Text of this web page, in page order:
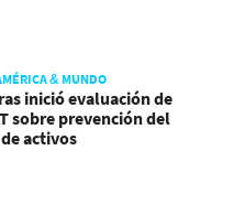
& MUNDO
inició evaluación de
sobre prevención del
activos